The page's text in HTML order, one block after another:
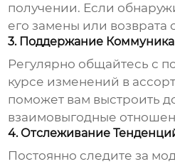
получении. Если
его замены или возврата
3. Поддержание
Регулярно общайтесь с
курсе изменений в
поможет вам выстроить
взаимовыгодные
4. Отслеживание
Постоянно следите за